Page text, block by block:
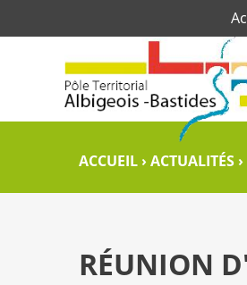
ACCUEIL ›ACTUALITÉS ›
RÉUNION